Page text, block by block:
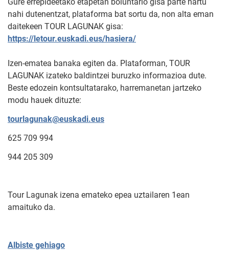
nahi dutenentzat, plataforma bat sortu da, non alta eman
daitekeen TOUR LAGUNAK gisa:
https://letour.euskadi.eus/hasiera/
Izen-ematea banaka egiten da. Plataforman, TOUR
LAGUNAK izateko baldintzei buruzko informazioa dute.
Beste edozein kontsultatarako, harremanetan jartzeko
modu hauek dituzte:
tourlagunak@euskadi.eus
625 709 994
944 205 309
Tour Lagunak izena emateko epea uztailaren 1ean
amaituko da.
Albiste gehiago